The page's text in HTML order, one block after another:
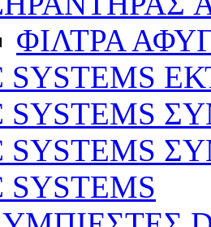
ΦΙΛΤΡΑ
SYSTEMS
SYSTEMS
SYSTEMS
SYSTEMS